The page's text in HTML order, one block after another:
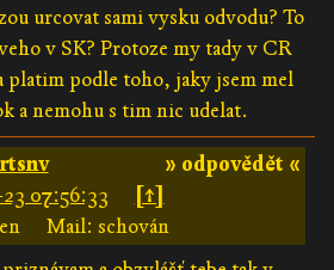
urcovat sami vysku odvodu? To
v SK? Protoze my tady v CR
platim podle toho, jaky jsem mel
a nemohu s tim nic udelat.
» odpovědět «
07:56:33
[↑]
Mail: schován